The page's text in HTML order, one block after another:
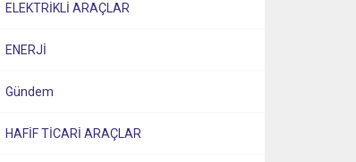
ELEKTRİKLİ ARAÇLAR
ENERJİ
Gündem
HAFİF TİCARİ ARAÇLAR